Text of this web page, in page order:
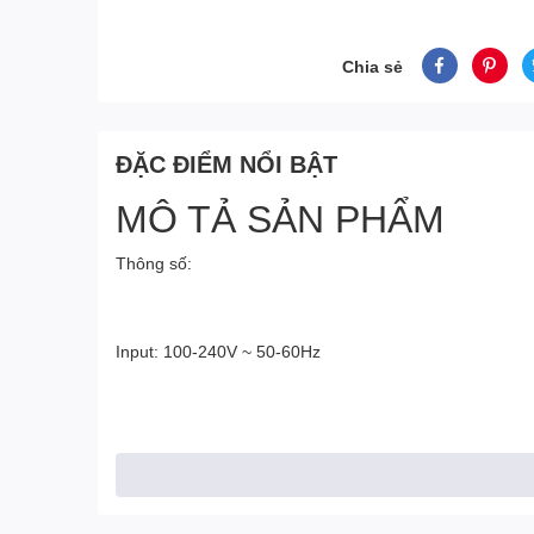
Chia sẻ
ĐẶC ĐIỂM NỔI BẬT
MÔ TẢ SẢN PHẨM
Thông số:
Input: 100-240V ~ 50-60Hz